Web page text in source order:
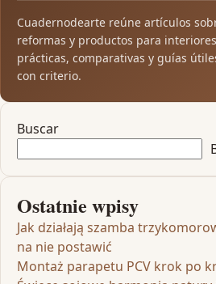
Cuadernodearte reúne artículos
reformas y productos para
prácticas, comparativas y guías
con criterio.
Buscar
Ostatnie wpisy
Jak działają szamba
na nie postawić
Montaż parapetu PCV krok po